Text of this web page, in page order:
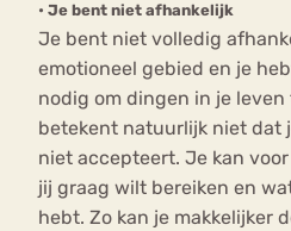
• Je bent niet afhankelijk
Je bent niet volledig
emotioneel gebied en je
nodig om dingen in je
betekent natuurlijk niet dat
niet accepteert. Je kan
jij graag wilt bereiken en
hebt. Zo kan je makkelijker